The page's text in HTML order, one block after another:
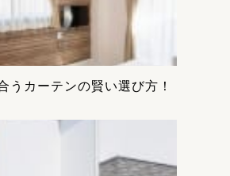
うカーテンの賢い選び方！